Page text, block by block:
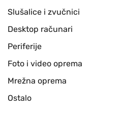
Slušalice i zvučnici
Desktop računari
Periferije
Foto i video oprema
Mrežna oprema
Ostalo